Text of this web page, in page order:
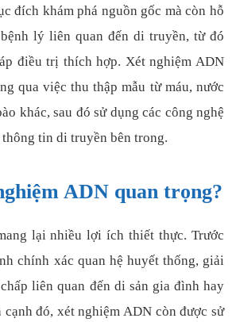
đích khám phá nguồn gốc mà còn hỗ
lý liên quan đến di truyền, từ đó
điều trị thích hợp. Xét nghiệm ADN
qua việc thu thập mẫu từ máu, nước
khác, sau đó sử dụng các công nghệ
tin di truyền bên trong.
ADN quan trọng?
lại nhiều lợi ích thiết thực. Trước
chính xác quan hệ huyết thống, giải
liên quan đến di sản gia đình hay
cạnh đó, xét nghiệm ADN còn được sử